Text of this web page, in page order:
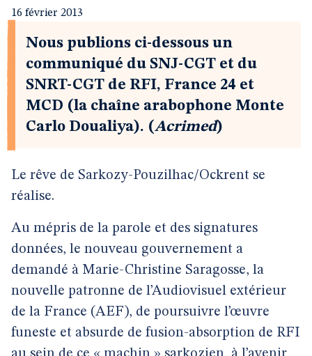
16 février 2013
Nous publions ci-dessous un
communiqué du SNJ-CGT et du
SNRT-CGT de RFI, France 24 et
MCD (la chaîne arabophone Monte
Carlo Doualiya). (Acrimed)
Le rêve de Sarkozy-Pouzilhac/Ockrent se
réalise.
Au mépris de la parole et des signatures
données, le nouveau gouvernement a
demandé à Marie-Christine Saragosse, la
nouvelle patronne de l’Audiovisuel extérieur
de la France (AEF), de poursuivre l’œuvre
funeste et absurde de fusion-absorption de RFI